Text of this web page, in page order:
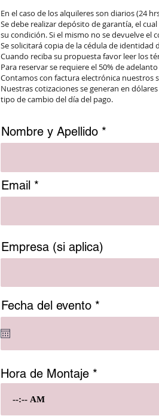
En el caso de los alquileres son diarios (24
Se debe realizar depósito de garantía, el
su condición. Si el mismo no se devuelve el
Se solicitará copia de la cédula de identidad
Cuando reciba su propuesta favor leer los
Para reservar se requiere el 50% de
Contamos con factura electrónica nuestros
Nuestras cotizaciones se generan en
tipo de cambio del día del pago.
Nombre y Apellido
Email
Empresa (si aplica)
Fecha del evento *
e
i
Hora de Montaje